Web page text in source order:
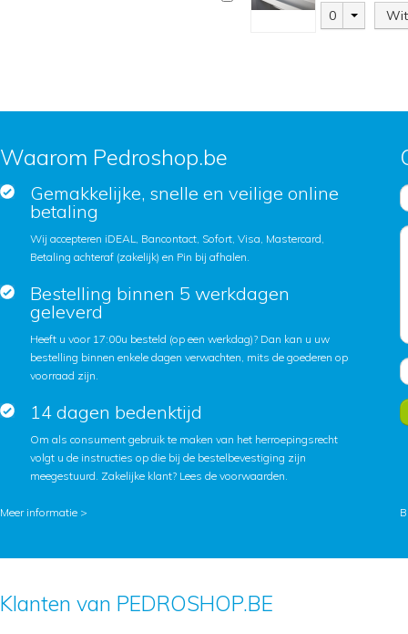
0
Waarom Pedroshop.be
Gemakkelijke, snelle en veilige online
betaling
Wij accepteren iDEAL, Bancontact, Sofort, Visa, Mastercard,
Betaling achteraf (zakelijk) en Pin bij afhalen.
Bestelling binnen 5 werkdagen
geleverd
Heeft u voor 17:00u besteld (op een werkdag)? Dan kan u uw
bestelling binnen enkele dagen verwachten, mits de goederen op
voorraad zijn.
14 dagen bedenktijd
Om als consument gebruik te maken van het herroepingsrecht
volgt u de instructies op die bij de bestelbevestiging zijn
meegestuurd. Zakelijke klant? Lees de voorwaarden.
Meer informatie >
Klanten van PEDROSHOP.BE